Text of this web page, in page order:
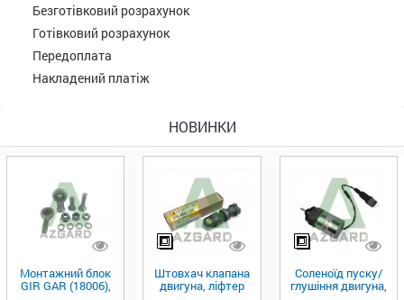
Безготівковий розрахунок
Готівковий розрахунок
Передоплата
Накладений платіж
НОВИНКИ
Монтажний блок
GIR GAR (18006),
Штовхач клапана
двигуна, ліфтер
Соленоїд пуску/
глушіння двигуна,